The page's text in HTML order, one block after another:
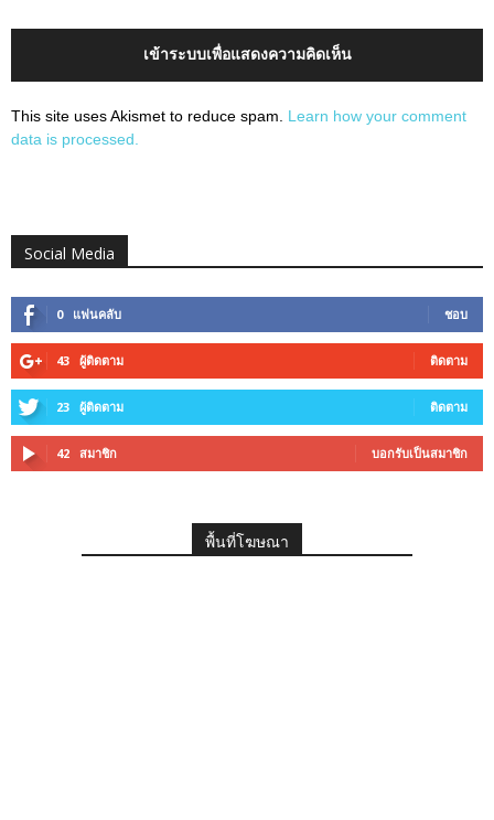
เข้าระบบเพื่อแสดงความคิดเห็น
This site uses Akismet to reduce spam. Learn how your comment
data is processed.
Social Media
0 แฟนคลับ ชอบ
43 ผู้ติดตาม ติดตาม
23 ผู้ติดตาม ติดตาม
42 สมาชิก บอกรับเป็นสมาชิก
พื้นที่โฆษณา